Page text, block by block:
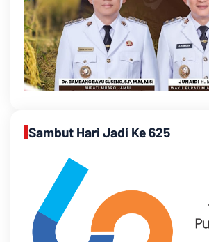
Sambut Hari Jadi Ke 625